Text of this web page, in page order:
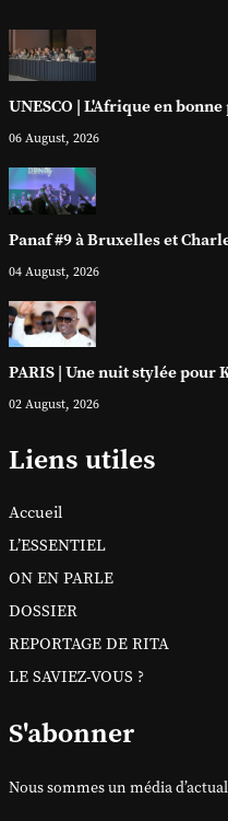
UNESCO | L'Afrique en
06 August, 2026
Panaf #9 à Bruxelles et
04 August, 2026
PARIS | Une nuit stylée pour
02 August, 2026
Liens utiles
Accueil
L’ESSENTIEL
ON EN PARLE
DOSSIER
REPORTAGE DE RITA
LE SAVIEZ-VOUS ?
S'abonner
Nous sommes un média